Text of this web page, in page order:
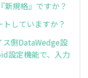
新規格』ですか？
していますか？
側DataWedge設
設定機能で、入力